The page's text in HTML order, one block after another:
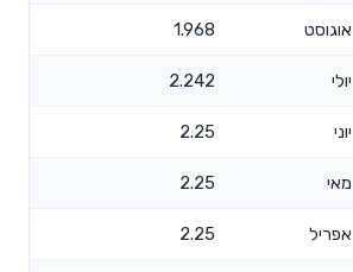
אוגוסט 1.968
יולי 2.242
יוני 2.25
מאי 2.25
אפריל 2.25